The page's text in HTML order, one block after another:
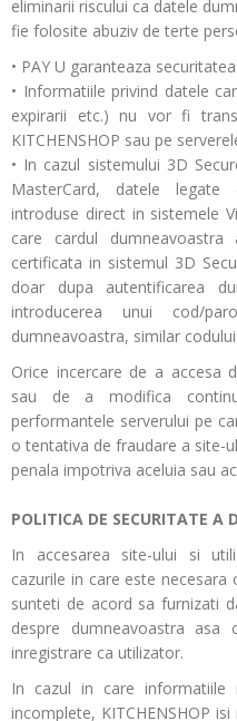
eliminarii riscului ca datele
fie folosite abuziv de terte
• PAY U garanteaza
• Informatiile privind datele
expirarii etc.) nu vor fi
KITCHENSHOP sau pe
• In cazul sistemului 3D
MasterCard, datele
introduse direct in sistemele
care cardul
certificata in sistemul 3D
doar dupa autentificarea
introducerea unui cod/
dumneavoastra, similar
Orice incercare de a accesa
sau de a modifica
performantele serverului pe
o tentativa de fraudare a site-
penala impotriva aceluia sau
POLITICA DE SECURITATE A
In accesarea site-ului si
cazurile in care este
sunteti de acord sa furnizati
despre dumneavoastra
inregistrare ca utilizator.
In cazul in care informatiile
incomplete, KITCHENSHOP